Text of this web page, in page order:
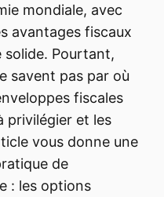
mondiale, avec
avantages fiscaux
solide. Pourtant,
savent pas par où
fiscales
privilégier et les
vous donne une
de
: les options